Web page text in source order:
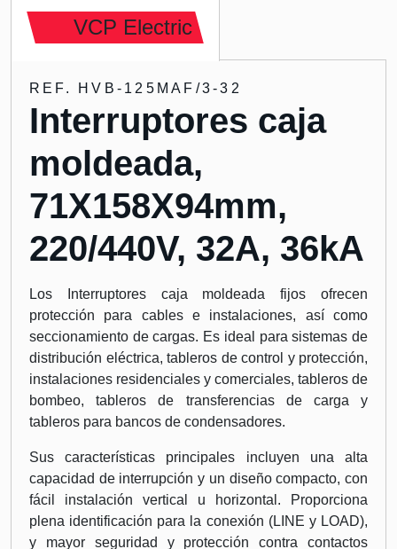
VCP Electric
REF. HVB-125MAF/3-32
Interruptores caja
moldeada,
71X158X94mm,
220/440V, 32A, 36kA
Los Interruptores caja moldeada fijos ofrecen
protección para cables e instalaciones, así como
seccionamiento de cargas. Es ideal para sistemas de
distribución eléctrica, tableros de control y protección,
instalaciones residenciales y comerciales, tableros de
bombeo, tableros de transferencias de carga y
tableros para bancos de condensadores.
Sus características principales incluyen una alta
capacidad de interrupción y un diseño compacto, con
fácil instalación vertical u horizontal. Proporciona
plena identificación para la conexión (LINE y LOAD),
y mayor seguridad y protección contra contactos